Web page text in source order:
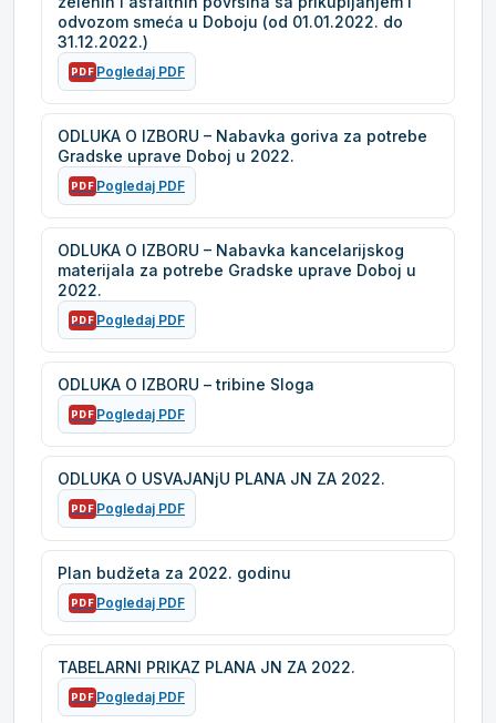
odvozom smeća u Doboju (od 01.01.2022. do
31.12.2022.)
PDF Pogledaj PDF
ODLUKA O IZBORU – Nabavka goriva za potrebe
Gradske uprave Doboj u 2022.
PDF Pogledaj PDF
ODLUKA O IZBORU – Nabavka kancelarijskog
materijala za potrebe Gradske uprave Doboj u
2022.
PDF Pogledaj PDF
ODLUKA O IZBORU – tribine Sloga
PDF Pogledaj PDF
ODLUKA O USVAJANjU PLANA JN ZA 2022.
PDF Pogledaj PDF
Plan budžeta za 2022. godinu
PDF Pogledaj PDF
TABELARNI PRIKAZ PLANA JN ZA 2022.
PDF Pogledaj PDF